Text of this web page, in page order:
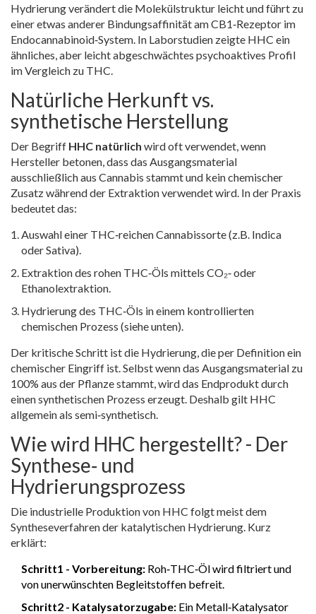
Hydrierung verändert die Molekülstruktur leicht und führt zu
einer etwas anderer Bindungsaffinität am CB1‑Rezeptor im
Endocannabinoid‑System. In Laborstudien zeigte HHC ein
ähnliches, aber leicht abgeschwächtes psychoaktives Profil
im Vergleich zu THC.
Natürliche Herkunft vs.
synthetische Herstellung
Der Begriff HHC natürlich wird oft verwendet, wenn
Hersteller betonen, dass das Ausgangsmaterial
ausschließlich aus Cannabis stammt und kein chemischer
Zusatz während der Extraktion verwendet wird. In der Praxis
bedeutet das:
Auswahl einer THC‑reichen Cannabissorte (z.B. Indica
oderSativa).
Extraktion des rohen THC‑Öls mittels CO₂‑ oder
Ethanolextraktion.
Hydrierung des THC‑Öls in einem kontrollierten
chemischen Prozess (siehe unten).
Der kritische Schritt ist die Hydrierung, die per Definition ein
chemischer Eingriff ist. Selbst wenn das Ausgangsmaterial zu
100% aus der Pflanze stammt, wird das Endprodukt durch
einen synthetischen Prozess erzeugt. Deshalb gilt HHC
allgemein als semi‑synthetisch.
Wie wird HHC hergestellt? - Der
Synthese‑ und
Hydrierungsprozess
Die industrielle Produktion von HHC folgt meist dem
Syntheseverfahrender katalytischen Hydrierung. Kurz
erklärt:
Schritt1 - Vorbereitung: Roh‑THC‑Öl wird filtriert und
von unerwünschten Begleitstoffen befreit.
Schritt2 - Katalysatorzugabe: Ein Metall‑Katalysator